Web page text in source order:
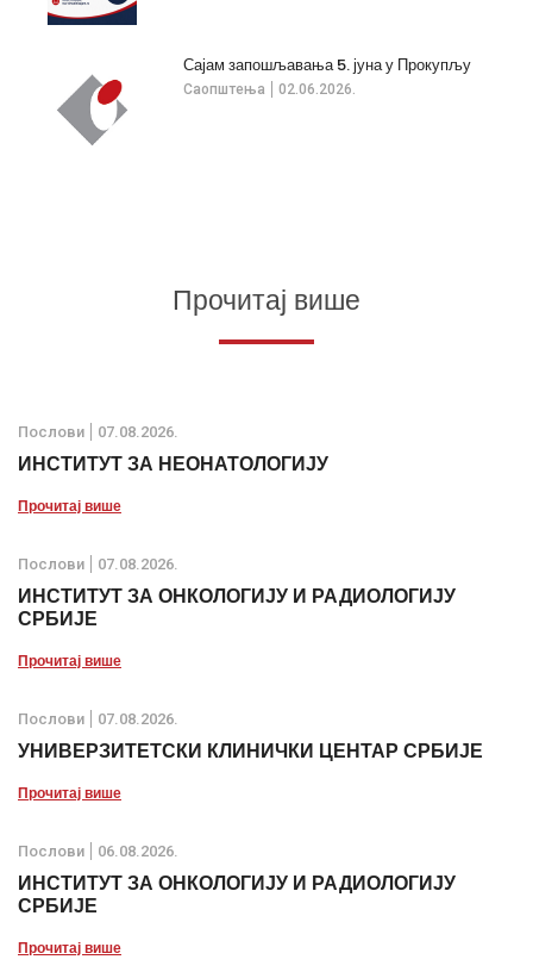
Саопштења 02.06.2026.
Сајам запошљавања 5. јуна у Прокупљу
Прочитај више
Послови 07.08.2026.
ИНСТИТУТ ЗА НЕОНАТОЛОГИЈУ
Прочитај више
Послови 07.08.2026.
ИНСТИТУТ ЗА ОНКОЛОГИЈУ И РАДИОЛОГИЈУ
СРБИЈЕ
Прочитај више
Послови 07.08.2026.
УНИВЕРЗИТЕТСКИ КЛИНИЧКИ ЦЕНТАР СРБИЈЕ
Прочитај више
Послови 06.08.2026.
ИНСТИТУТ ЗА ОНКОЛОГИЈУ И РАДИОЛОГИЈУ
СРБИЈЕ
Прочитај више